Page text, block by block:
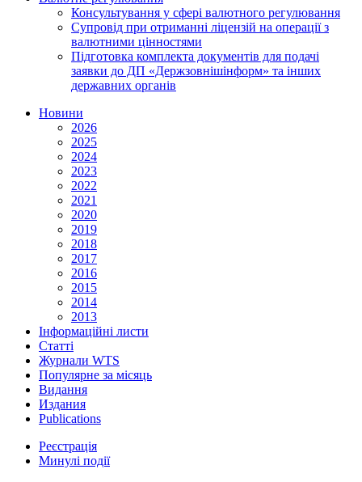
Консультування у сфері валютного регулювання
Супровід при отриманні ліцензій на операції з
валютними цінностями
Підготовка комплекта документів для подачі
заявки до ДП «Держзовнішінформ» та інших
державних органів
Новини
2026
2025
2024
2023
2022
2021
2020
2019
2018
2017
2016
2015
2014
2013
Інформаційні листи
Статті
Журнали WTS
Популярне за місяць
Видання
Издания
Publications
Реєстрація
Минулі події